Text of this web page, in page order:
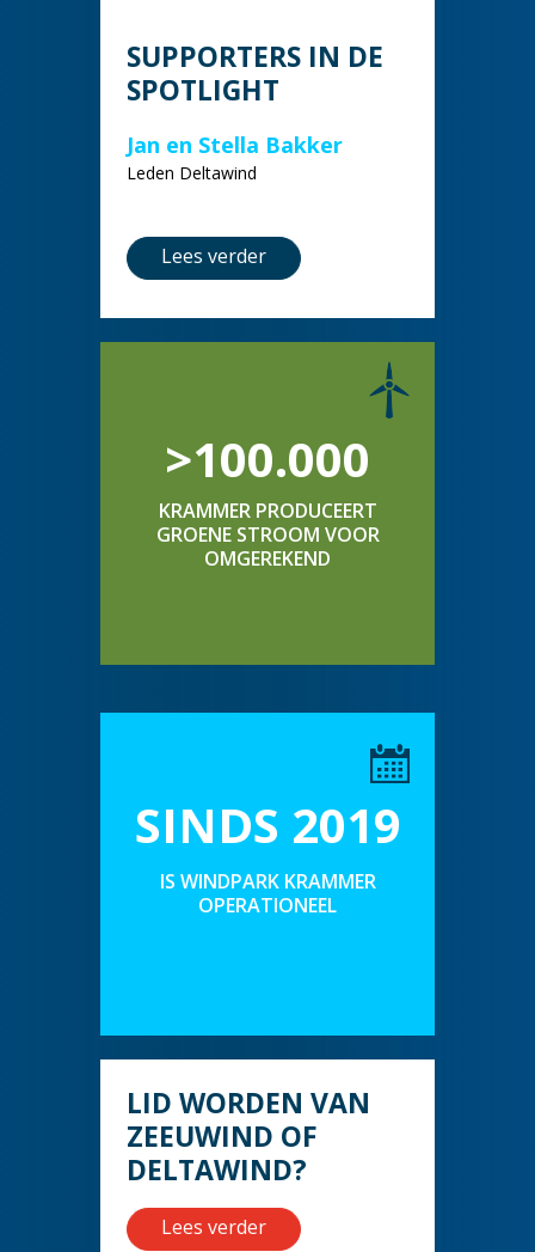
SUPPORTERS IN DE
SPOTLIGHT
Jan en Stella Bakker
Leden Deltawind
Lees verder
>100.000
KRAMMER PRODUCEERT
GROENE STROOM VOOR
OMGEREKEND
SINDS 2019
IS WINDPARK KRAMMER
OPERATIONEEL
LID WORDEN VAN
ZEEUWIND OF
DELTAWIND?
Lees verder